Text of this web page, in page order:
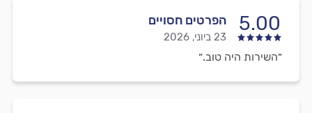
5.00 הפרטים חסויים
23 ביוני, 2026
״השירות היה טוב.״